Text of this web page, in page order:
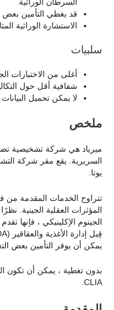
السرطان الوراثية
قد يغطي التأمين بعض
الاستشارة الوراثية
سلبيات
أغلى من الاختبارات
شفافية أقل حول
لا يمكن تحميل
ملخص
ميرياد هي شركة تشخيصية
السريرية. يقع مقر شركة
يوتا.
تتراوح الخدمات المقدمة
الجينوم الإكلينيكي ، فإنها
يمكن أن يوفر التأمين بعض
بدون تغطية ، يمكن أن تكون
CLIA.